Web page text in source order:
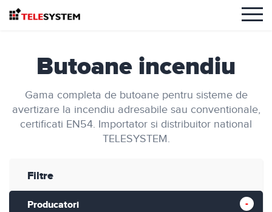
Butoane incendiu
Gama completa de butoane pentru sisteme de
avertizare la incendiu adresabile sau conventionale,
certificati EN54. Importator si distribuitor national
TELESYSTEM.
Filtre
Producatori